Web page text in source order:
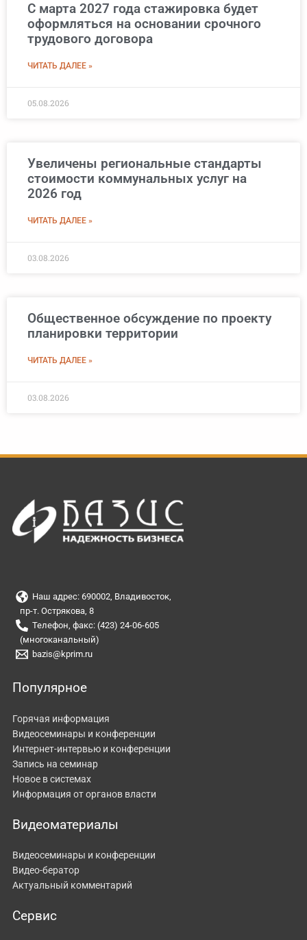
С марта 2027 года стажировка будет
оформляться на основании срочного
трудового договора
ЧИТАТЬ ДАЛЕЕ »
05.08.2026
Увеличены региональные стандарты
стоимости коммунальных услуг на
2026 год
ЧИТАТЬ ДАЛЕЕ »
03.08.2026
Общественное обсуждение по проекту
планировки территории
ЧИТАТЬ ДАЛЕЕ »
03.08.2026
Наш адрес: 690002, Владивосток,
пр-т. Острякова, 8
Телефон, факс: (423) 24-06-605
(многоканальный)
bazis@kprim.ru
Популярное
Горячая информация
Видеосеминары и конференции
Интернет-интервью и конференции
Запись на семинар
Новое в системах
Информация от органов власти
Видеоматериалы
Видеосеминары и конференции
Видео-бератор
Актуальный комментарий
Сервис